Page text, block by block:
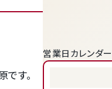
営業日カレンダー
す。